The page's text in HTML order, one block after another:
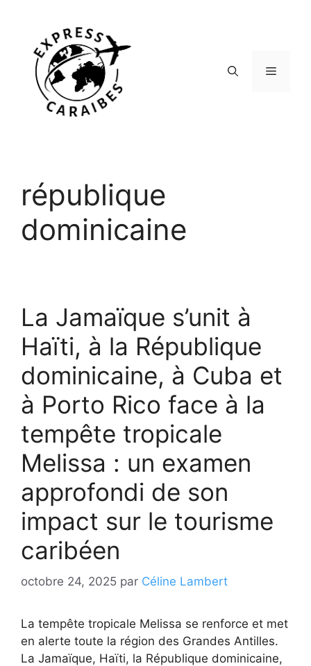
contenu
Menu
république
dominicaine
La Jamaïque s’unit à
Haïti, à la République
dominicaine, à Cuba et
à Porto Rico face à la
tempête tropicale
Melissa : un examen
approfondi de son
impact sur le tourisme
caribéen
octobre 24, 2025 par Céline Lambert
La tempête tropicale Melissa se renforce et met
en alerte toute la région des Grandes Antilles.
La Jamaïque, Haïti, la République dominicaine,